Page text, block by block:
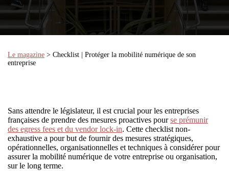
Le magazine > Checklist | Protéger la mobilité numérique de son
entreprise
Sans attendre le législateur, il est crucial pour les entreprises
françaises de prendre des mesures proactives pourse prémunir
des egress fees et du vendor lock-in. Cette checklist non-
exhaustive a pour but de fournir des mesures stratégiques,
opérationnelles, organisationnelles et techniques à considérer pour
assurer la mobilité numérique de votre entreprise ou organisation,
sur le long terme.